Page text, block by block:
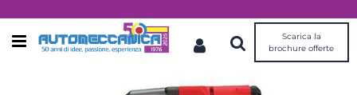
Open menu
Scarica la
brochure offerte